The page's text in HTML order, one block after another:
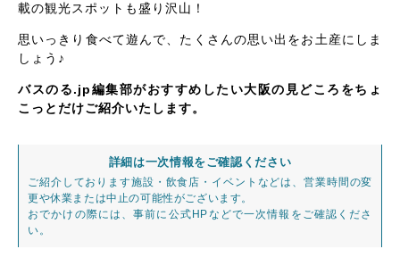
載の観光スポットも盛り沢山！
思いっきり食べて遊んで、たくさんの思い出をお土産にしま
しょう♪
バスのる.jp編集部がおすすめしたい大阪の見どころをちょ
こっとだけご紹介いたします。
詳細は一次情報をご確認ください
ご紹介しております施設・飲食店・イベントなどは、営業時間の変
更や休業または中止の可能性がございます。
おでかけの際には、事前に公式HPなどで一次情報をご確認くださ
い。